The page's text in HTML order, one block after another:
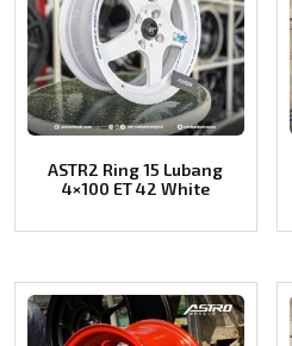
ASTR2 Ring 15 Lubang
4×100 ET 42 White